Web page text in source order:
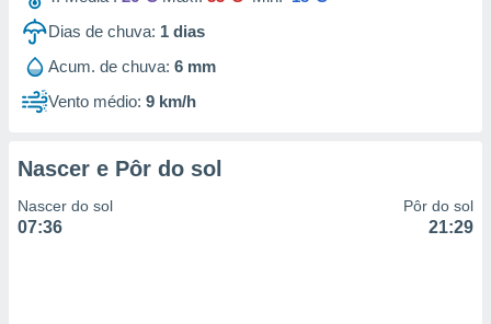
Dias de chuva: 1 dias
Acum. de chuva: 6 mm
Vento médio: 9 km/h
Nascer e Pôr do sol
Nascer do sol
07:36
Pôr do sol
21:29